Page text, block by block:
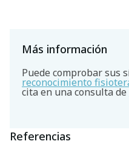
Más información
Puede comprobar sus
reconocimiento
cita en una consulta de
Referencias